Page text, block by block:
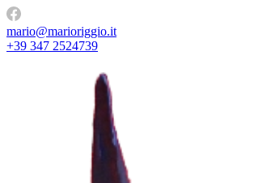
mario@marioriggio.it
+39 347 2524739